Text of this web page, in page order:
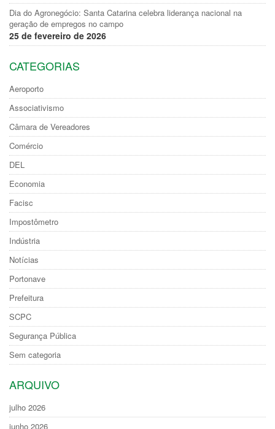
Dia do Agronegócio: Santa Catarina celebra liderança nacional na
geração de empregos no campo
25 de fevereiro de 2026
CATEGORIAS
Aeroporto
Associativismo
Câmara de Vereadores
Comércio
DEL
Economia
Facisc
Impostômetro
Indústria
Notícias
Portonave
Prefeitura
SCPC
Segurança Pública
Sem categoria
ARQUIVO
julho 2026
junho 2026